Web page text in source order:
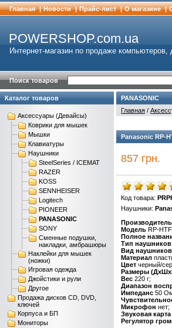
Главная | Новости | Прайс-лист | О магазине |
POWERSHOP.com.ua
Интернет-магазин по продаже
Поиск товаров
Каталог товаров
Аксессуары (Девайсы)
Коврики для мышек
Мышки
Клавиатуры
Наушники
SteelSeries / ICEMAT
RAZER
KOSS
SENNHEISER
Logitech
PIONEER
PANASONIC
SONY
Сменные подушки,
накладки, амбрашюры
Наклейки для мышек
(ножки)
Игровая одежда
Джойстики и рули
Другое
Продажа дисков CD, DVD,
ключей
Корпуса и БП
Мониторы
PANASONIC
Главная /
Panasonic RP-
857 грн.
Код товара:
Наушники:
Производитель
Модель RP-
Полное
Тип наушников
Вид наушников
Материал
Цвет черный/
Размеры
Вес 220 г;
Диапазон
Импеданс 50
Микрофон нет;
Звуковая карта
Регулятор